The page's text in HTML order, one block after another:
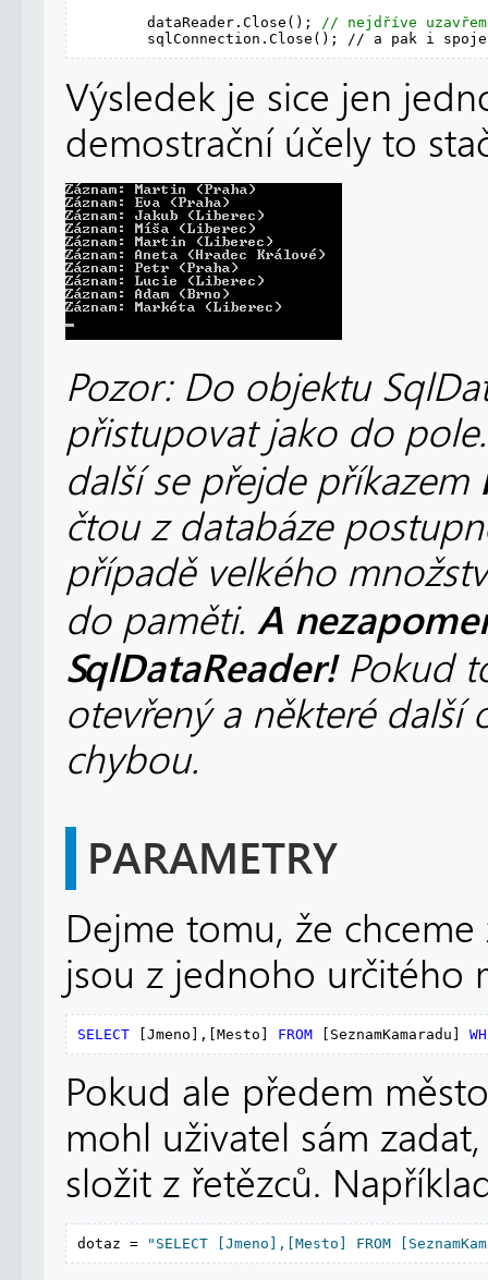
        dataReader.Close();
// nejdříve
sqlConnection.Close(); // a pak i
Výsledek je sice jen
demostrační účely to
Pozor: Do objektu
přistupovat jako do
další se přejde příkazem
čtou z databáze
případě velkého
do paměti. A
SqlDataReader!Pokud
otevřený a některé další
chybou.
PARAMETRY
Dejme tomu, že
jsou z jednoho určitého
SELECT [Jmeno],[Mesto] FROM [SeznamKamaradu]
Pokud ale předem
mohl uživatel sám
složit z řetězců.
dotaz = "SELECT [Jmeno],[Mesto] FROM